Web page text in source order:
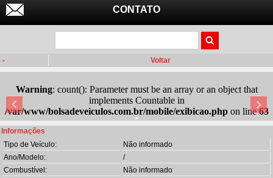
CONTATO
- Voltar
Warning: count(): Parameter must be an array or an object that
implements Countable in
/var/www/bolsadeveiculos.com.br/mobile/exibicao.phpon line63
Informações
Tipo de Veículo:
Não informado
Ano/Modelo:
/
Combustível:
Não informado